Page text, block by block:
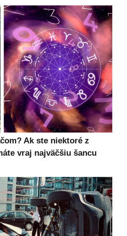
Ak ste niektoré z
vraj najväčšiu šancu